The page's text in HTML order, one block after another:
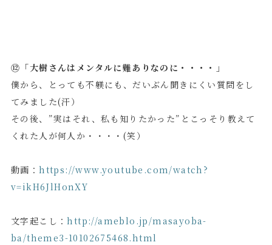
⑫「大樹さんはメンタルに難ありなのに・・・・」
僕から、とっても不躾にも、だいぶん聞きにくい質問をし
てみました(汗）
その後、”実はそれ、私も知りたかった”とこっそり教えて
くれた人が何人か・・・・(笑）
動画：https://www.youtube.com/watch?
v=ikH6JlHonXY
文字起こし：http://ameblo.jp/masayoba-
ba/theme3-10102675468.html